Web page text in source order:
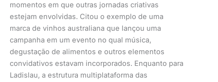
momentos em que outras jornadas criativas
estejam envolvidas. Citou o exemplo de uma
marca de vinhos australiana que lançou uma
campanha em um evento no qual música,
degustação de alimentos e outros elementos
convidativos estavam incorporados. Enquanto para
Ladislau, a estrutura multiplataforma das